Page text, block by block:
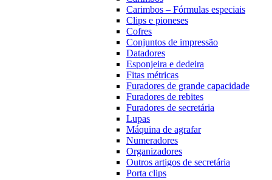
Carimbos – Fórmulas especiais
Clips e pioneses
Cofres
Conjuntos de impressão
Datadores
Esponjeira e dedeira
Fitas métricas
Furadores de grande capacidade
Furadores de rebites
Furadores de secretária
Lupas
Máquina de agrafar
Numeradores
Organizadores
Outros artigos de secretária
Porta clips